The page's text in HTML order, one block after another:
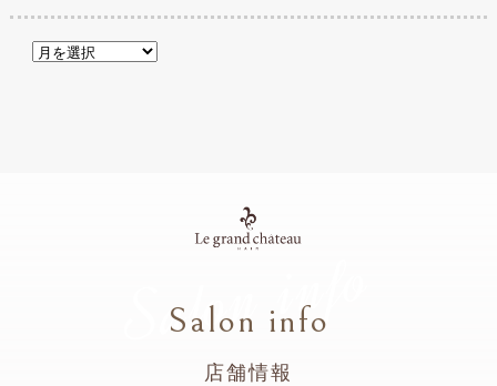
Salon info
Salon info
店舗情報